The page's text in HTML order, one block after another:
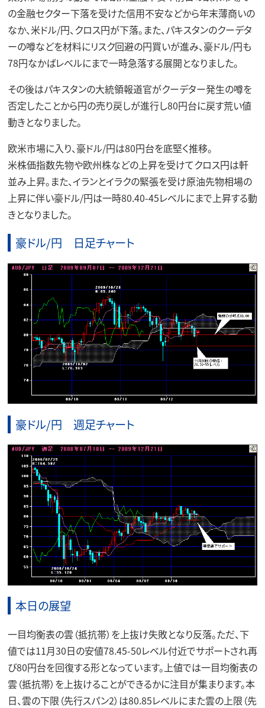
の金融セクター下落を受けた信用不安などから年末薄商いの
なか、米ドル/円、クロス円が下落。また、パキスタンのクーデタ
ーの噂などを材料にリスク回避の円買いが進み、豪ドル/円も
78円なかばレベルにまで一時急落する展開となりました。
その後はパキスタンの大統領報道官がクーデター発生の噂を
否定したことから円の売り戻しが進行し80円台に戻す荒い値
動きとなりました。
欧米市場に入り、豪ドル/円は80円台を底堅く推移。
米株価指数先物や欧州株などの上昇を受けてクロス円は軒
並み上昇。また、イランとイラクの緊張を受け原油先物相場の
上昇に伴い豪ドル/円は一時80.40-45レベルにまで上昇する動
きとなりました。
豪ドル/円 日足チャート
豪ドル/円 週足チャート
本日の展望
一目均衡表の雲（抵抗帯）を上抜け失敗となり反落。ただ、下
値では11月30日の安値78.45-50レベル付近でサポートされ再
び80円台を回復する形となっています。上値では一目均衡表の
雲（抵抗帯）を上抜けることができるかに注目が集まります。本
日、雲の下限（先行スパン2）は80.85レベルにまた雲の上限（先